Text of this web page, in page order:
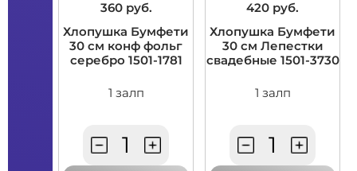
360 руб.
Хлопушка Бумфети
30 см конф фольг
серебро 1501-1781
1 залп
420 руб.
Хлопушка Бумфети
30 см Лепестки
свадебные 1501-3730
1 залп